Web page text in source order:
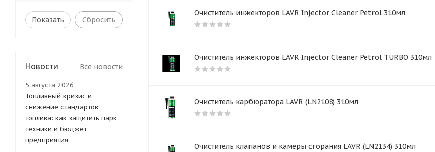
Очиститель инжекторов LAVR Injector Cleaner Petrol 310мл
Очиститель инжекторов LAVR Injector Cleaner Petrol TURBO 310мл
Очиститель карбюратора LAVR (LN2108) 310мл
Очиститель клапанов и камеры сгорания LAVR (LN2134) 310мл
Сбросить
Новости Все новости
5 августа 2026
Топливный кризис и
снижение стандартов
топлива: как защитить парк
техники и бюджет
предприятия